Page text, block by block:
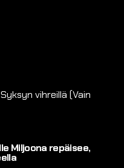
Miljoona repäisee,